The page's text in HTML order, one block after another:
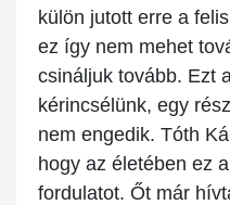
külön jutott erre a
ez így nem mehet
csináljuk tovább. Ezt
kérincsélünk, egy
nem engedik. Tóth
hogy az életében ez
fordulatot. Őt már